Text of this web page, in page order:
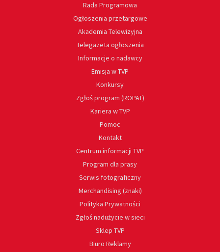
Rada Programowa
Ogłoszenia przetargowe
Akademia Telewizyjna
Telegazeta ogłoszenia
Informacje o nadawcy
Emisja w TVP
Konkursy
Zgłoś program (ROPAT)
Kariera w TVP
Pomoc
Kontakt
Centrum informacji TVP
Program dla prasy
Serwis fotograficzny
Merchandising (znaki)
Polityka Prywatności
Zgłoś nadużycie w sieci
Sklep TVP
Biuro Reklamy